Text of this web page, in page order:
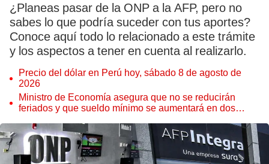
¿Planeas pasar de la ONP a la AFP, pero no
sabes lo que podría suceder con tus aportes?
Conoce aquí todo lo relacionado a este trámite
y los aspectos a tener en cuenta al realizarlo.
Precio del dólar en Perú hoy, sábado 8 de agosto de
2026
Ministro de Economía asegura que no se reducirán
feriados y que sueldo mínimo se aumentará en dos